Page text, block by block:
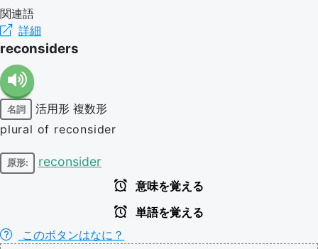
関連語
詳細
reconsiders
名詞 活用形 複数形
plural of reconsider
原形: reconsider
意味を覚える
単語を覚える
このボタンはなに？